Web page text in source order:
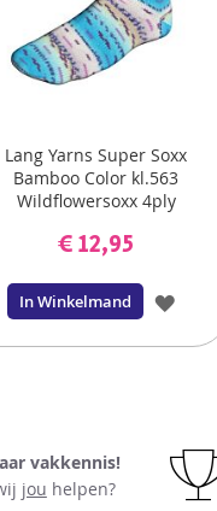
Lang Yarns Super Soxx
Bamboo Color kl.563
Wildflowersoxx 4ply
€ 12,95
In Winkelmand
VOEG
TOE
vakkennis!
jou helpen?